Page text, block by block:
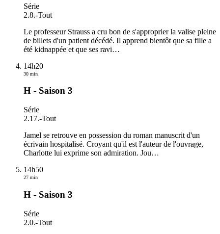
Série
2.8.-Tout
Le professeur Strauss a cru bon de s'approprier la valise pleine
de billets d'un patient décédé. Il apprend bientôt que sa fille a
été kidnappée et que ses ravi…
14h20
30 min
H - Saison 3
Série
2.17.-Tout
Jamel se retrouve en possession du roman manuscrit d'un
écrivain hospitalisé. Croyant qu'il est l'auteur de l'ouvrage,
Charlotte lui exprime son admiration. Jou…
14h50
27 min
H - Saison 3
Série
2.0.-Tout